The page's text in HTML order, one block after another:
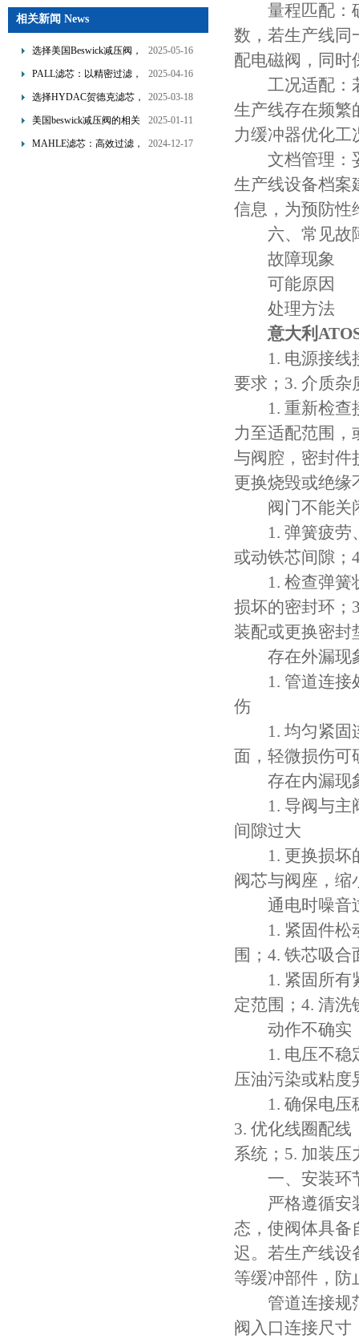
相关新闻 News
选择美国Beswick减压阀，
提升流体系统效率
2025-05-16
PALL滤芯：以精密过滤，
为工业流体筑起“隐形安全
2025-04-16
选择HYDAC贺德克滤芯，
享受精准过滤与稳定性能
2025-03-18
美国beswick减压阀的相关
知识
2025-01-11
MAHLE滤芯：高效过滤，
2024-12-17
量程匹配：确
数，若生产线同
配电磁阀，同时
工况适配：若
生产线存在频繁
力缓冲器优化工
文档管理：妥
生产线设备档案
信息，为预防性
六、常见故
故障现象
可能原因
处理方法
意大利
1. 电源接线接
要求；3. 介质杂
1. 重新检查接
力至适配范围，
与阀腔，密封件
更换烧毁或绝缘
阀门不能关
1. 弹簧疲劳、
或动铁芯间隙；
1. 检查弹簧状
损坏的密封环；
装配或更换密封
存在外漏现
1. 管道连接处
伤
1. 均匀紧固连
面，轻微损伤可
存在内漏现
1. 导阀与主阀
间隙过大
1. 更换损坏的
阀芯与阀座，缩
通电时噪音
1. 紧固件松动
围；4. 铁芯吸
1. 紧固所有紧
定范围；4. 清
动作不确实（
1. 电压不稳定
压油污染或粘度
1. 确保电压稳
3. 优化线圈配
系统；5. 加装
一、安装环
严格遵循安装
态，使阀体具备
迟。若生产线设
等缓冲部件，防
管道连接规范
阀入口连接尺寸